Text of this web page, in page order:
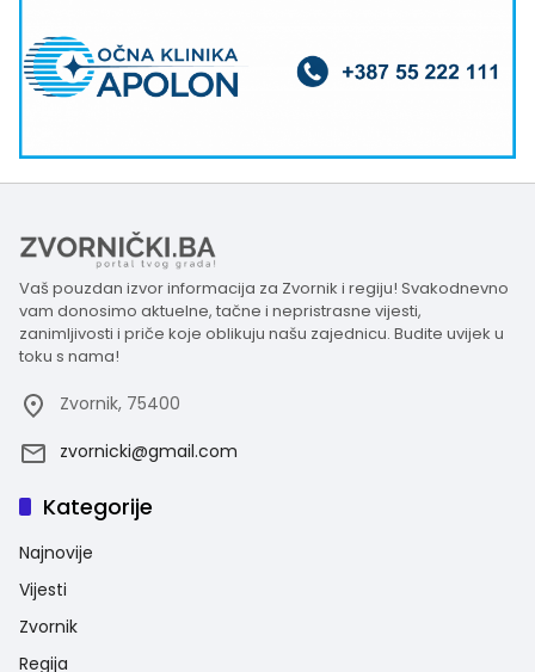
Vaš pouzdan izvor informacija za Zvornik i regiju! Svakodnevno
vam donosimo aktuelne, tačne i nepristrasne vijesti,
zanimljivosti i priče koje oblikuju našu zajednicu. Budite uvijek u
toku s nama!
Zvornik, 75400
zvornicki@gmail.com
Kategorije
Najnovije
Vijesti
Zvornik
Regija